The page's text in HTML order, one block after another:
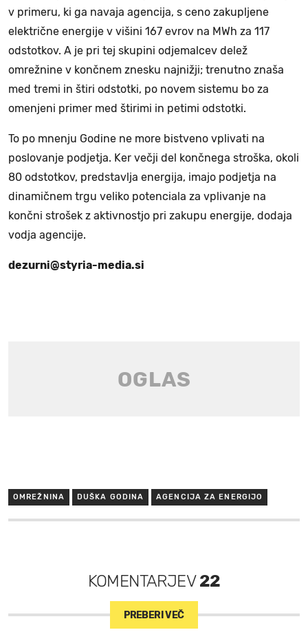
v primeru, ki ga navaja agencija, s ceno zakupljene
električne energije v višini 167 evrov na MWh za 117
odstotkov. A je pri tej skupini odjemalcev delež
omrežnine v končnem znesku najnižji; trenutno znaša
med tremi in štiri odstotki, po novem sistemu bo za
omenjeni primer med štirimi in petimi odstotki.
To po mnenju Godine ne more bistveno vplivati na
poslovanje podjetja. Ker večji del končnega stroška, okoli
80 odstotkov, predstavlja energija, imajo podjetja na
dinamičnem trgu veliko potenciala za vplivanje na
končni strošek z aktivnostjo pri zakupu energije, dodaja
vodja agencije.
dezurni@styria-media.si
OMREŽNINA DUŠKA GODINA AGENCIJA ZA ENERGIJO
KOMENTARJEV22
PREBERI VEČ